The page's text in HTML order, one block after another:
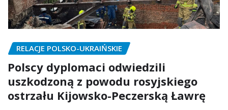
RELACJE POLSKO-UKRAIŃSKIE
Polscy dyplomaci odwiedzili
uszkodzoną z powodu rosyjskiego
ostrzału Kijowsko-Peczerską Ławrę